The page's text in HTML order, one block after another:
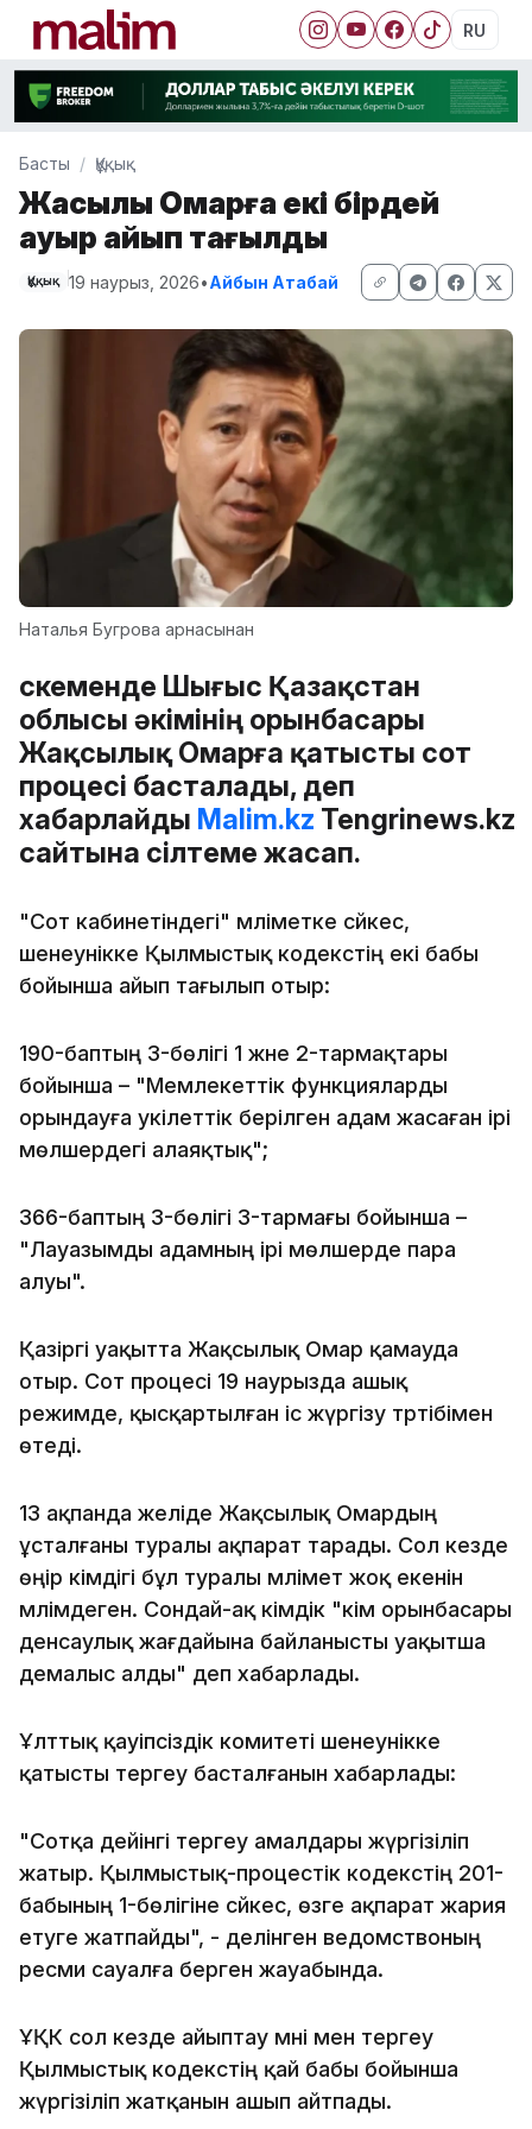
RU
Басты Құқық
Жақсылық Омарға екі бірдей
ауыр айып тағылды
Құқық 19 наурыз, 2026•Айбын Атабай
Наталья Бугрова арнасынан
Өскеменде Шығыс Қазақстан
облысы әкімінің орынбасары
Жақсылық Омарға қатысты сот
процесі басталады, деп
хабарлайды Malim.kz Tengrinews.kz
сайтына сілтеме жасап.
"Сот кабинетіндегі" мәліметке сәйкес,
шенеунікке Қылмыстық кодекстің екі бабы
бойынша айып тағылып отыр:
190-баптың 3-бөлігі 1 және 2-тармақтары
бойынша – "Мемлекеттік функцияларды
орындауға уәкілеттік берілген адам жасаған ірі
мөлшердегі алаяқтық";
366-баптың 3-бөлігі 3-тармағы бойынша –
"Лауазымды адамның ірі мөлшерде пара
алуы".
Қазіргі уақытта Жақсылық Омар қамауда
отыр. Сот процесі 19 наурызда ашық
режимде, қысқартылған іс жүргізу тәртібімен
өтеді.
13 ақпанда желіде Жақсылық Омардың
ұсталғаны туралы ақпарат тарады. Сол кезде
өңір әкімдігі бұл туралы мәлімет жоқ екенін
мәлімдеген. Сондай-ақ әкімдік "әкім орынбасары
денсаулық жағдайына байланысты уақытша
демалыс алды" деп хабарлады.
Ұлттық қауіпсіздік комитеті шенеунікке
қатысты тергеу басталғанын хабарлады:
"Сотқа дейінгі тергеу амалдары жүргізіліп
жатыр. Қылмыстық-процестік кодекстің 201-
бабының 1-бөлігіне сәйкес, өзге ақпарат жария
етуге жатпайды", - делінген ведомствоның
ресми сауалға берген жауабында.
ҰҚК сол кезде айыптау мәні мен тергеу
Қылмыстық кодекстің қай бабы бойынша
жүргізіліп жатқанын ашып айтпады.